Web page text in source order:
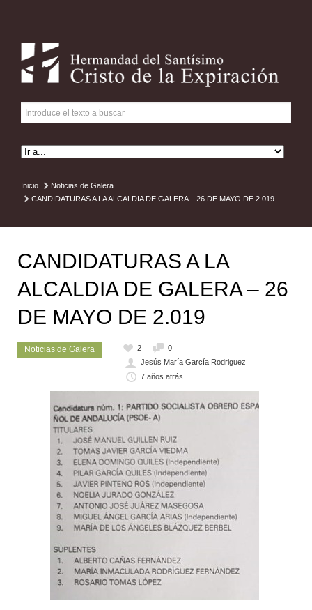
Inicio
Noticias de Galera
CANDIDATURAS A LA ALCALDIA DE GALERA – 26 DE MAYO DE 2.019
CANDIDATURAS A LA
ALCALDIA DE GALERA – 26
DE MAYO DE 2.019
Noticias de Galera 2
0
Jesús María García Rodriguez
7 años atrás